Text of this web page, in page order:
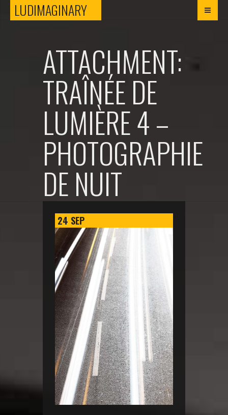
LUDIMAGINARYLUDIMAGINARY
ATTACHMENT:
TRAÎNÉE DE
LUMIÈRE 4 –
PHOTOGRAPHIE
DE NUIT
24 SEP